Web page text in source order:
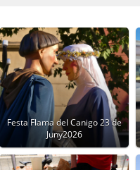
Festa Flama del Canigo 23 de
Juny2026